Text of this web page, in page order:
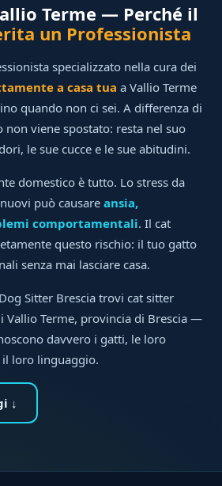
Terme — Perché il
un Professionista
specializzato nella cura dei
a casa tua a Vallio Terme
quando non ci sei. A differenza di
non viene spostato: resta nel suo
le sue cucce e le sue abitudini.
domestico è tutto. Lo stress da
può causareansia,
comportamentali. Il cat
questo rischio: il tuo gatto
senza mai lasciare casa.
Sitter Brescia trovi cat sitter
Vallio Terme, provincia di Brescia —
davvero i gatti, le loro
il loro linguaggio.
↓